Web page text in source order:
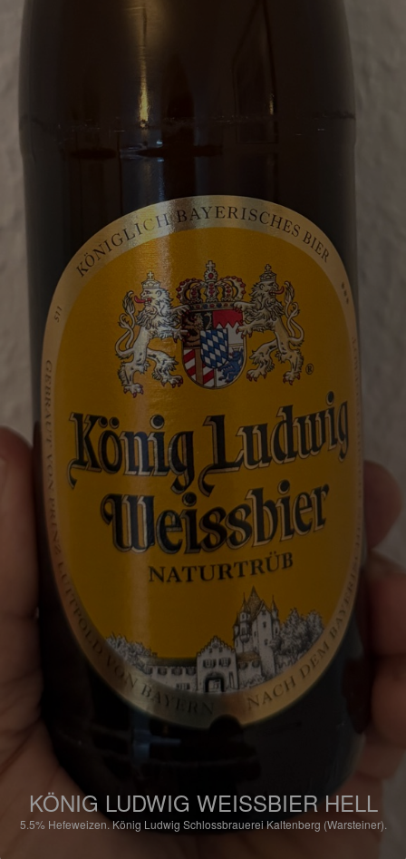
KÖNIG LUDWIG WEISSBIER HELL
5.5% Hefeweizen.König Ludwig Schlossbrauerei Kaltenberg (Warsteiner).